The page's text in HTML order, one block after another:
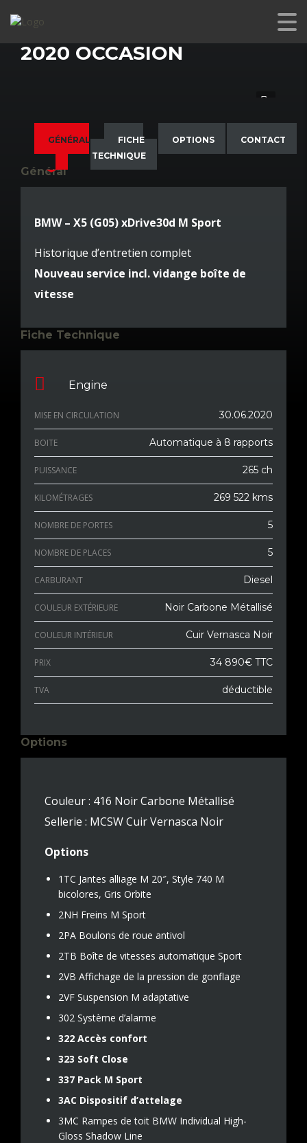
2020 OCCASION
GÉNÉRAL
FICHE
TECHNIQUE
OPTIONS CONTACT
Général
BMW – X5 (G05) xDrive30d M Sport
Historique d’entretien complet
Nouveau service incl. vidange boîte de
vitesse
Fiche Technique
Engine
MISE EN CIRCULATION 30.06.2020
BOITE Automatique à 8 rapports
PUISSANCE 265 ch
KILOMÉTRAGES 269 522 kms
NOMBRE DE PORTES 5
NOMBRE DE PLACES 5
CARBURANT Diesel
COULEUR EXTÉRIEURE Noir Carbone Métallisé
COULEUR INTÉRIEUR Cuir Vernasca Noir
PRIX 34 890€ TTC
TVA déductible
Options
Couleur : 416 Noir Carbone Métallisé
Sellerie : MCSW Cuir Vernasca Noir
Options
1TC Jantes alliage M 20″, Style 740 M
bicolores, Gris Orbite
2NH Freins M Sport
2PA Boulons de roue antivol
2TB Boîte de vitesses automatique Sport
2VB Affichage de la pression de gonflage
2VF Suspension M adaptative
302 Système d’alarme
322 Accès confort
323 Soft Close
337 Pack M Sport
3AC Dispositif d’attelage
3MC Rampes de toit BMW Individual High-
Gloss Shadow Line